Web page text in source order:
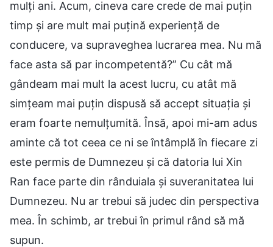
mulți ani. Acum, cineva care crede de mai puțin
timp și are mult mai puțină experiență de
conducere, va supraveghea lucrarea mea. Nu mă
face asta să par incompetentă?” Cu cât mă
gândeam mai mult la acest lucru, cu atât mă
simțeam mai puțin dispusă să accept situația și
eram foarte nemulțumită. Însă, apoi mi-am adus
aminte că tot ceea ce ni se întâmplă în fiecare zi
este permis de Dumnezeu și că datoria lui Xin
Ran face parte din rânduiala și suveranitatea lui
Dumnezeu. Nu ar trebui să judec din perspectiva
mea. În schimb, ar trebui în primul rând să mă
supun.